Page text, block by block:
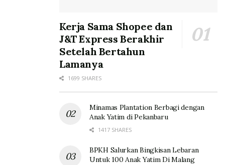
Kerja Sama Shopee dan
J&T Express Berakhir
Setelah Bertahun
Lamanya
1699 SHARES
Minamas Plantation Berbagi dengan
Anak Yatim di Pekanbaru
1417 SHARES
BPKH Salurkan Bingkisan Lebaran
Untuk 100 Anak Yatim Di Malang